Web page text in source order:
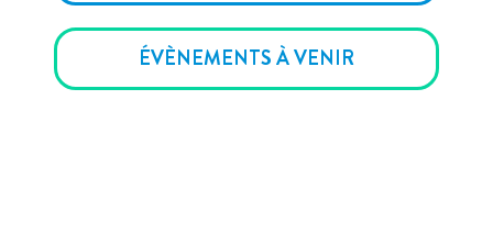
ÉVÈNEMENTS À VENIR